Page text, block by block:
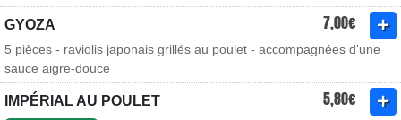
GYOZA 7,00€
5 pièces - raviolis japonais grillés au poulet - accompagnées d'une
sauce aigre-douce
IMPÉRIAL AU POULET 5,80€